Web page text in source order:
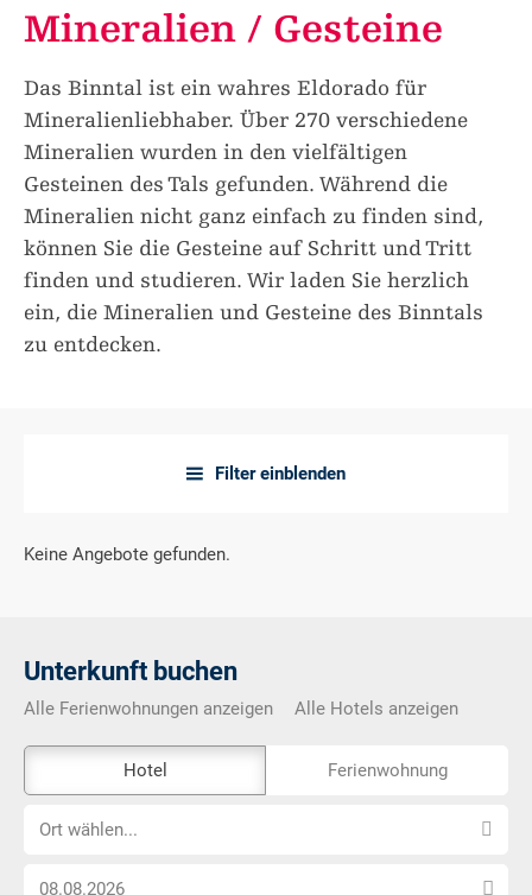
Mineralien / Gesteine
Das Binntal ist ein wahres Eldorado für
Mineralienliebhaber. Über 270 verschiedene
Mineralien wurden in den vielfältigen
Gesteinen des Tals gefunden. Während die
Mineralien nicht ganz einfach zu finden sind,
können Sie die Gesteine auf Schritt und Tritt
finden und studieren. Wir laden Sie herzlich
ein, die Mineralien und Gesteine des Binntals
zu entdecken.
a Filter einblenden
Keine Angebote gefunden.
Unterkunft buchen
Alle Ferienwohnungen anzeigen Alle Hotels anzeigen
Externe-
Buchungstool
nicht
Hotel Ferienwohnung
OrtOrt wählen...
Anreise